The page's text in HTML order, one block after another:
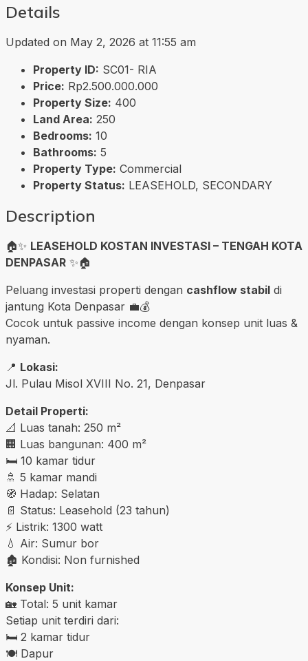
Details
Updated on May 2, 2026 at 11:55 am
Property ID: SC01- RIA
Price: Rp2.500.000.000
Property Size: 400
Land Area: 250
Bedrooms: 10
Bathrooms: 5
Property Type: Commercial
Property Status: LEASEHOLD, SECONDARY
Description
🏠✨ LEASEHOLD KOSTAN INVESTASI – TENGAH KOTA
DENPASAR ✨🏠
Peluang investasi properti dengan cashflow stabil di
jantung Kota Denpasar 💼💰
Cocok untuk passive income dengan konsep unit luas &
nyaman.
📍 Lokasi:
Jl. Pulau Misol XVIII No. 21, Denpasar
Detail Properti:
📐 Luas tanah: 250 m²
🏢 Luas bangunan: 400 m²
🛏️ 10 kamar tidur
🚿 5 kamar mandi
🧭 Hadap: Selatan
📄 Status: Leasehold (23 tahun)
⚡ Listrik: 1300 watt
💧 Air: Sumur bor
🏚️ Kondisi: Non furnished
Konsep Unit:
🏡 Total: 5 unit kamar
Setiap unit terdiri dari:
🛏️ 2 kamar tidur
🍽️ Dapur